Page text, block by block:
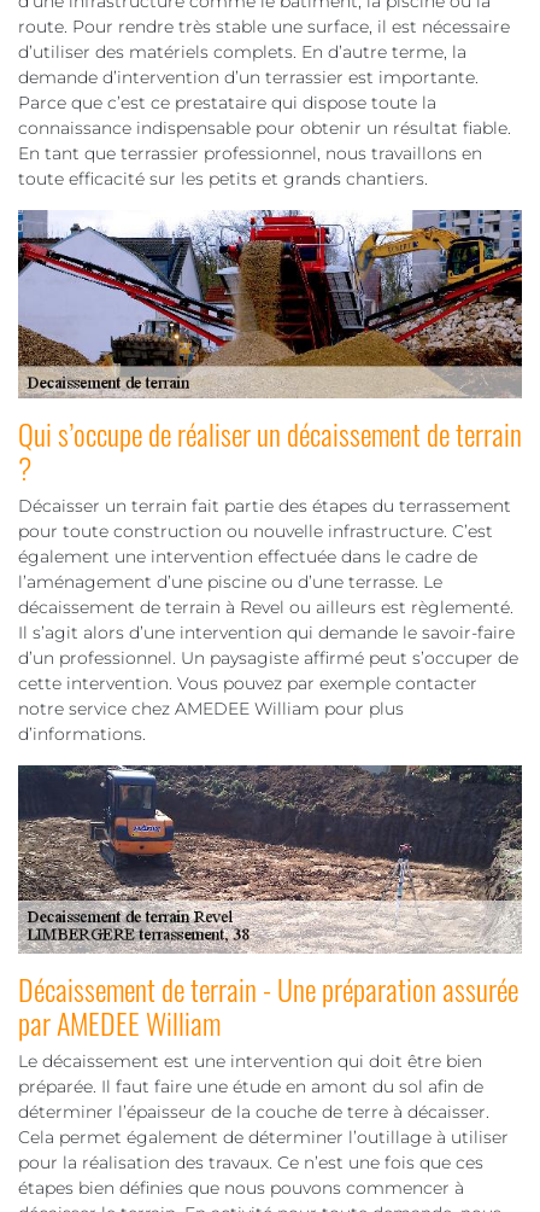
route. Pour rendre très stable une surface, il est nécessaire
d’utiliser des matériels complets. En d’autre terme, la
demande d’intervention d’un terrassier est importante.
Parce que c’est ce prestataire qui dispose toute la
connaissance indispensable pour obtenir un résultat fiable.
En tant que terrassier professionnel, nous travaillons en
toute efficacité sur les petits et grands chantiers.
Qui s’occupe de réaliser un décaissement de terrain
?
Décaisser un terrain fait partie des étapes du terrassement
pour toute construction ou nouvelle infrastructure. C’est
également une intervention effectuée dans le cadre de
l’aménagement d’une piscine ou d’une terrasse. Le
décaissement de terrain à Revel ou ailleurs est règlementé.
Il s’agit alors d’une intervention qui demande le savoir-faire
d’un professionnel. Un paysagiste affirmé peut s’occuper de
cette intervention. Vous pouvez par exemple contacter
notre service chez AMEDEE William pour plus
d’informations.
Décaissement de terrain - Une préparation assurée
par AMEDEE William
Le décaissement est une intervention qui doit être bien
préparée. Il faut faire une étude en amont du sol afin de
déterminer l’épaisseur de la couche de terre à décaisser.
Cela permet également de déterminer l’outillage à utiliser
pour la réalisation des travaux. Ce n’est une fois que ces
étapes bien définies que nous pouvons commencer à